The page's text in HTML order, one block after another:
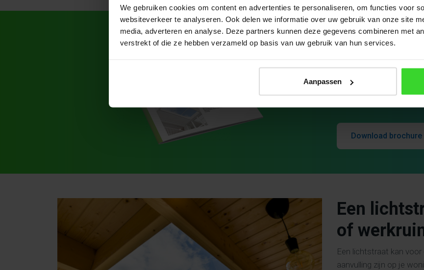
We gebruiken cookies om content en advertenties te personaliseren, om functies voor
websiteverkeer te analyseren. Ook delen we informatie over uw gebruik van onze site
media, adverteren en analyse. Deze partners kunnen deze gegevens combineren met
verstrekt of die ze hebben verzameld op basis van uw gebruik van hun services.
Aanpassen
Download
Download hier de
in de grootste
gewicht staan per
Download brochure
Een
of
Een lichtstraat kan
aanvulling zijn op je